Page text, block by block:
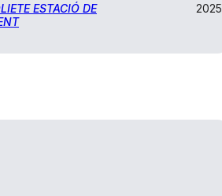
ESTACIÓ DE
2025